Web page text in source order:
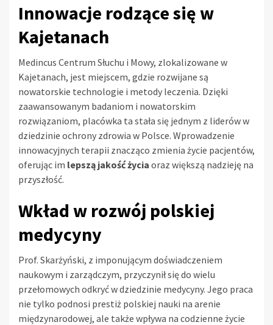
Innowacje rodzące się w
Kajetanach
Medincus Centrum Słuchu i Mowy, zlokalizowane w
Kajetanach, jest miejscem, gdzie rozwijane są
nowatorskie technologie i metody leczenia. Dzięki
zaawansowanym badaniom i nowatorskim
rozwiązaniom, placówka ta stała się jednym z liderów w
dziedzinie ochrony zdrowia w Polsce. Wprowadzenie
innowacyjnych terapii znacząco zmienia życie pacjentów,
oferując im lepszą jakość życia oraz większą nadzieję na
przyszłość.
Wkład w rozwój polskiej
medycyny
Prof. Skarżyński, z imponującym doświadczeniem
naukowym i zarządczym, przyczynił się do wielu
przełomowych odkryć w dziedzinie medycyny. Jego praca
nie tylko podnosi prestiż polskiej nauki na arenie
międzynarodowej, ale także wpływa na codzienne życie